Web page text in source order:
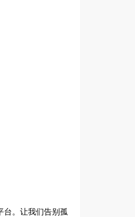
台。让我们告别孤